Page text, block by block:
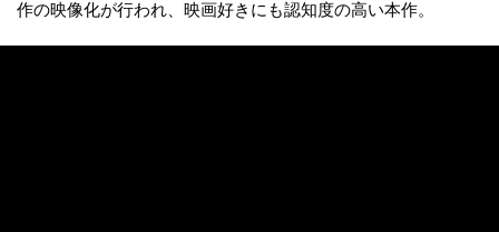
作の映像化が行われ、映画好きにも認知度の高い本作。